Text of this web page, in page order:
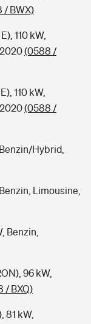
/ BWX)
110 kW,
(0588 /
110 kW,
(0588 /
Hybrid,
Limousine,
Benzin,
96 kW,
/ BXQ)
81 kW,